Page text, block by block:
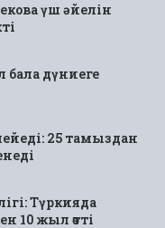
үш әйелін
бала дүниеге
25 тамыздан
Түркияда
10 жыл өтті